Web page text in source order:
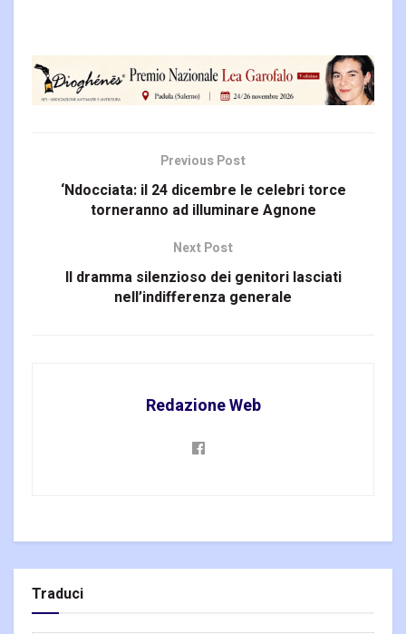
Previous Post
‘Ndocciata: il 24 dicembre le celebri torce
torneranno ad illuminare Agnone
Next Post
Il dramma silenzioso dei genitori lasciati
nell’indifferenza generale
Redazione Web
Traduci